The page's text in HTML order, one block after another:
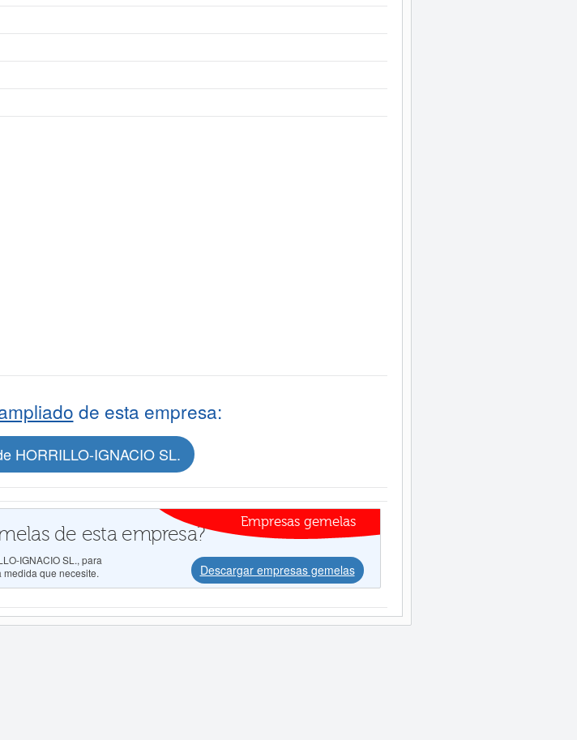
de esta empresa:
HORRILLO-IGNACIO SL.
Empresas gemelas
de esta empresa?
IGNACIO SL., para
que necesite.
Descargar empresas gemelas